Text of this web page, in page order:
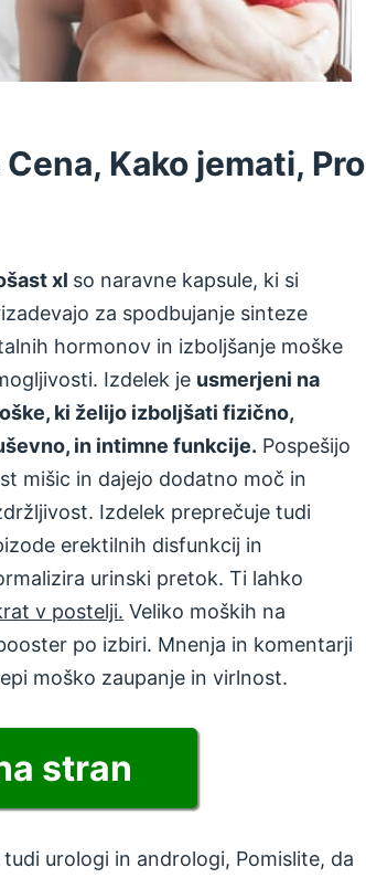
Kako jemati, Pro
xl so naravne kapsule, ki si
za spodbujanje sinteze
hormonov in izboljšanje moške
Izdelek je usmerjeni na
ki želijo izboljšati fizično,
in intimne funkcije. Pospešijo
mišic in dajejo dodatno moč in
Izdelek preprečuje tudi
erektilnih disfunkcij in
urinski pretok. Ti lahko
v postelji. Veliko moških na
po izbiri. Mnenja in komentarji
moško zaupanje in virlnost.
stran
urologi in andrologi, Pomislite, da